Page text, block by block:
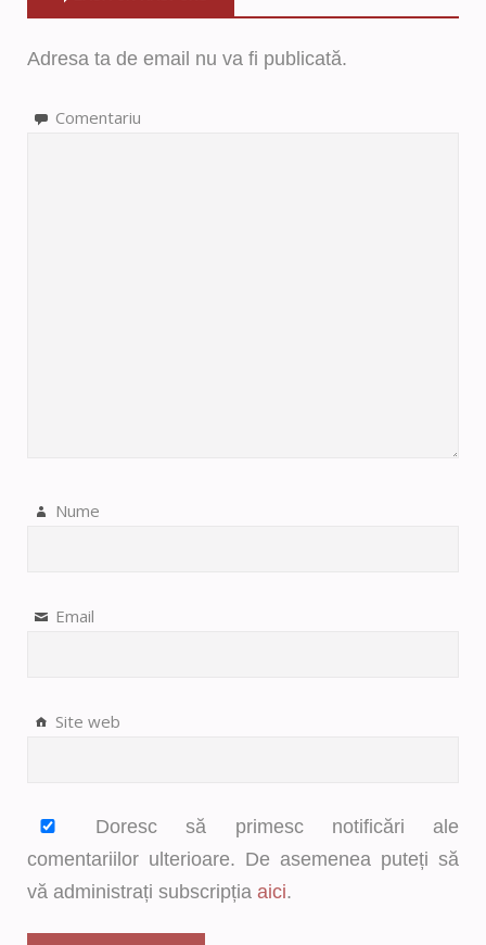
Adresa ta de email nu va fi publicată.
Comentariu
Nume
Email
Site web
Doresc să primesc notificări ale
comentariilor ulterioare. De asemenea puteți să
vă administrați subscripția aici.